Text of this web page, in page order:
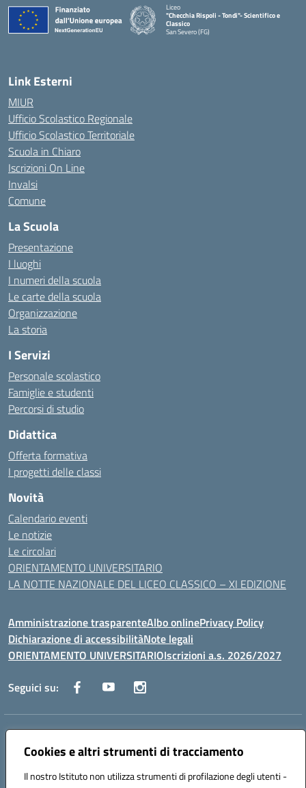
Cookies e altri strumenti di tracciamento
Il nostro Istituto non utilizza strumenti di profilazione degli utenti -
Liceo
"Checchia Rispoli - Tondi"- Scientifico e
Classico
San Severo (FG)
Link Esterni
MIUR
Ufficio Scolastico Regionale
Ufficio Scolastico Territoriale
Scuola in Chiaro
Iscrizioni On Line
Invalsi
Comune
La Scuola
Presentazione
I luoghi
I numeri della scuola
Le carte della scuola
Organizzazione
La storia
I Servizi
Personale scolastico
Famiglie e studenti
Percorsi di studio
Didattica
Offerta formativa
I progetti delle classi
Novità
Calendario eventi
Le notizie
Le circolari
ORIENTAMENTO UNIVERSITARIO
LA NOTTE NAZIONALE DEL LICEO CLASSICO – XI EDIZIONE
Amministrazione trasparenteAlbo onlinePrivacy Policy
Dichiarazione di accessibilitàNote legali
ORIENTAMENTO UNIVERSITARIOIscrizioni a.s. 2026/2027
Seguici su:
Indirizzo:
Centralino:0882 331218 Email:fgps210002@istruzione.it